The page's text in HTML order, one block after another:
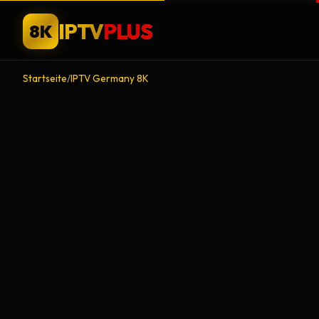
8K IPTVPLUS
Startseite/IPTV Germany 8K